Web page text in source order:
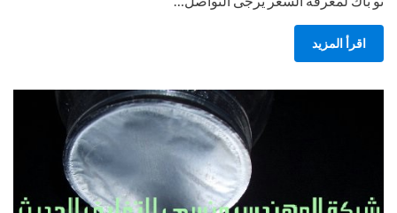
اقرأ المزيد